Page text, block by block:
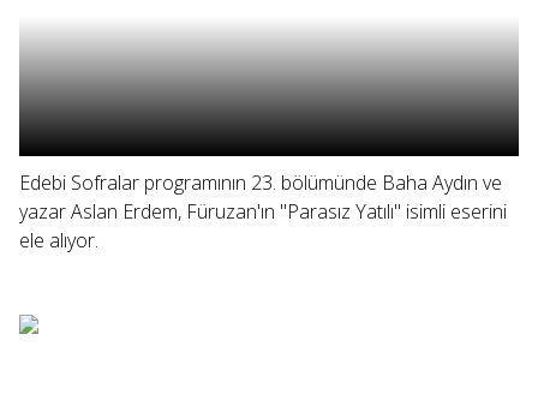
Edebi Sofralar programının 23. bölümünde Baha Aydın ve
yazar Aslan Erdem, Füruzan'ın "Parasız Yatılı" isimli eserini
ele alıyor.